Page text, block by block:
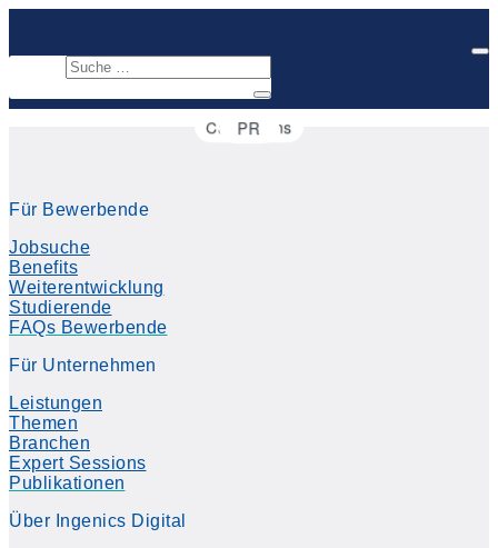
SEO
Content
Branding
UX
Analytics
E-Commerce
Social Media
Automation
Campaigns
Newsletter
SEA/Ads
Conversion
Growth
PR
Lead Gen
Copywriting
CRM
Für Bewerbende
Jobsuche
Benefits
Weiterentwicklung
Studierende
FAQs Bewerbende
Für Unternehmen
Leistungen
Themen
Branchen
Expert Sessions
Publikationen
Über Ingenics Digital